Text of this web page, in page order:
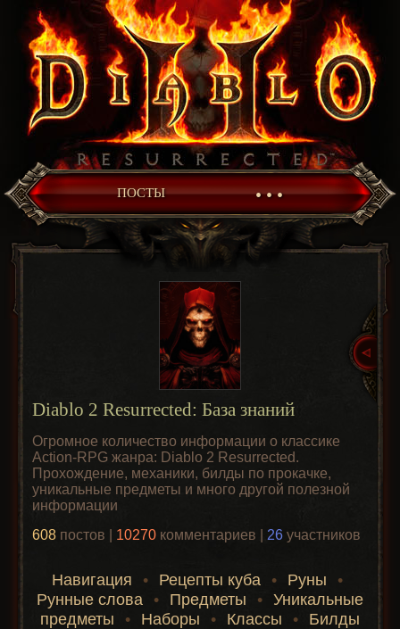
ПОСТЫ • • •
Diablo 2 Resurrected: База знаний
Огромное количество информации о классике
Action-RPG жанра: Diablo 2 Resurrected.
Прохождение, механики, билды по прокачке,
уникальные предметы и много другой полезной
информации
608 постов | 10270 комментариев | 26 участников
Навигация • Рецепты куба • Руны
•
Рунные слова
• Предметы • Уникальные
предметы
• Наборы • Классы • Билды